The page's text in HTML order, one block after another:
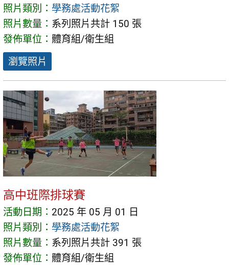
照片類別： 學務處活動花絮
照片數量： 系列照片共計 150 張
發佈單位： 體育組/衛生組
瀏覽照片
高中班際排球賽
活動日期： 2025 年 05 月 01 日
照片類別： 學務處活動花絮
照片數量： 系列照片共計 391 張
發佈單位： 體育組/衛生組